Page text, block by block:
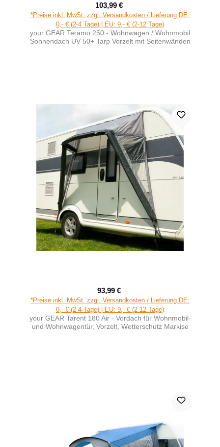
Verkaufspreis:
103,99 €
*Preise inkl. MwSt. zzgl. Versandkosten / Lieferung DE:
0,- € (2-4 Tage) | EU: 9,- € (2-12 Tage)
your GEAR Teramo 250 - Wohnwagen / Wohnmobil
Sonnendach UV 50+ Tarp Vorzelt mit Seitenwänden
Verkaufspreis:
93,99 €
*Preise inkl. MwSt. zzgl. Versandkosten / Lieferung DE:
0,- € (2-4 Tage) | EU: 9,- € (2-12 Tage)
your GEAR Tarent 180 Air - Vordach für Wohnmobil-
und Wohnwagentür, Vorzelt, Wetterschutz Markise